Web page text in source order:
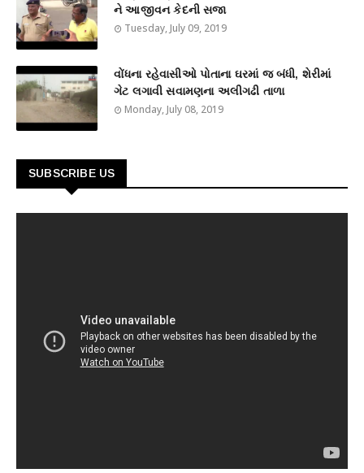
ને આજીવન કેદની સજા
Tuesday, July 09, 2019
વોંધના રહેવાસીઓ પોતાના ઘરમાં જ બંધી, શેરીમાં
ગેટ લગાવી સવામણના અલીગઢી તાળા
Monday, July 08, 2019
SUBSCRIBE US